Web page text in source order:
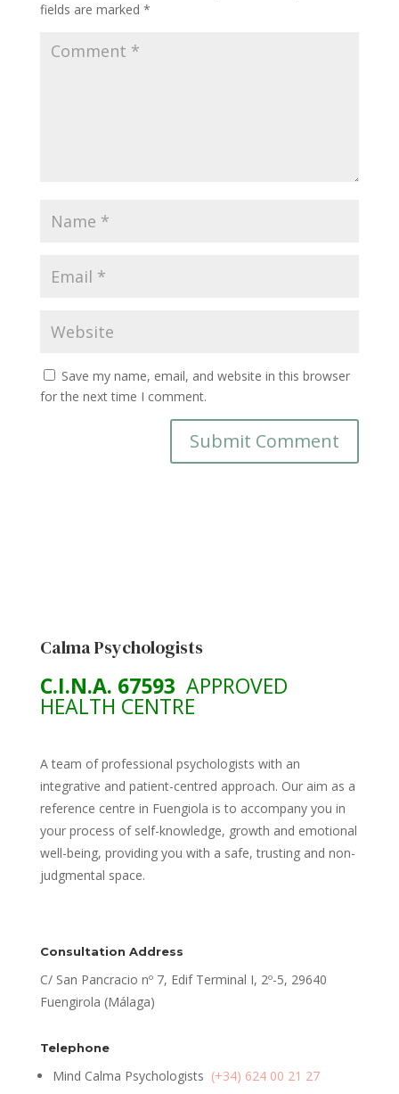
fields are marked *
Save my name, email, and website in this browser
for the next time I comment.
Calma Psychologists
C.I.N.A. 67593 APPROVED
HEALTH CENTRE
A team of professional psychologists with an
integrative and patient-centred approach. Our aim as a
reference centre in Fuengiola is to accompany you in
your process of self-knowledge, growth and emotional
well-being, providing you with a safe, trusting and non-
judgmental space.
Consultation Address
C/ San Pancracio nº 7, Edif Terminal I, 2º-5, 29640
Fuengirola (Málaga)
Telephone
Mind Calma Psychologists (+34) 624 00 21 27